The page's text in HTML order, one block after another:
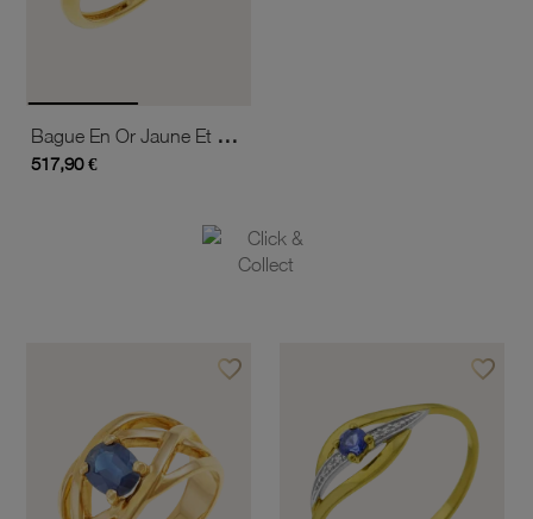
Bague En Or Jaune Et Rhodié, Saphirs Et Diamants
517,90 €
favorite_borderAjouter à vos favoris favorite_borderAjouter